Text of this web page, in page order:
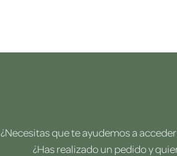
¿Necesitas que te ayudemos a
¿Has realizado un pedido y